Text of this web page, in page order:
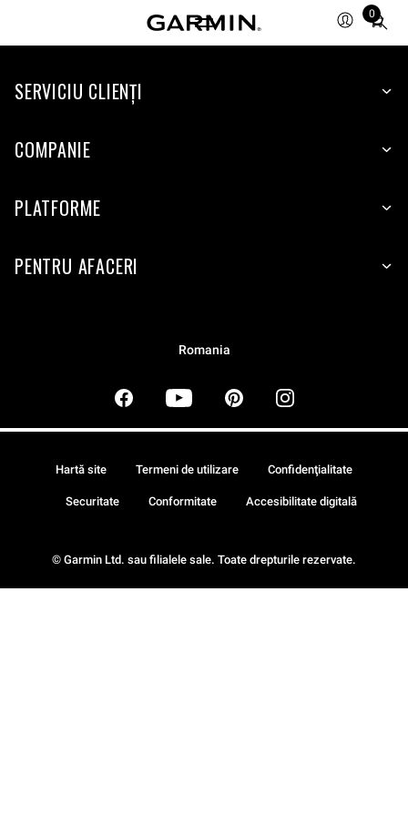
0
Total
items
cart:
SERVICIU CLIENŢI
COMPANIE
PLATFORME
PENTRU AFACERI
Romania
© Garmin Ltd. sau filialele sale. Toate drepturile rezervate.
Hartă site Termeni de utilizare Confidenţialitate
Securitate Conformitate Accesibilitate digitală